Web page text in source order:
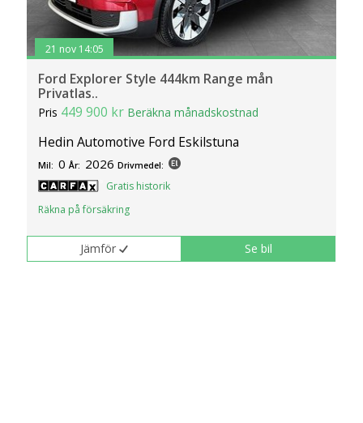
21 nov 14:05
Ford Explorer Style 444km Range mån
Privatlas..
Pris 449 900 kr Beräkna månadskostnad
Hedin Automotive Ford Eskilstuna
Mil: 0 År: 2026 Drivmedel:
Gratis historik
Räkna på försäkring
Jämför Se bil